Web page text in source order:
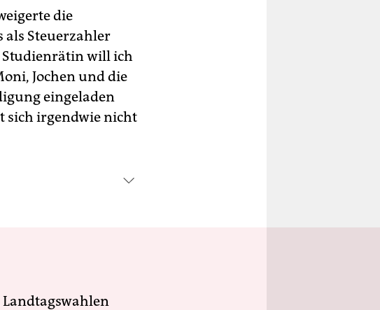
die
als Steuerzahler
will ich
Jochen und die
eingeladen
sich irgendwie nicht